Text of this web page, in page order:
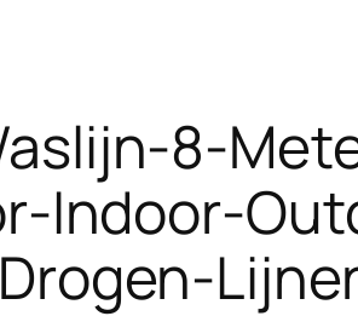
8-
Indoor-